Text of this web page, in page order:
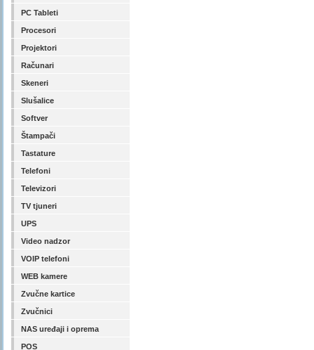
PC Tableti
Procesori
Projektori
Računari
Skeneri
Slušalice
Softver
Štampači
Tastature
Telefoni
Televizori
TV tjuneri
UPS
Video nadzor
VOIP telefoni
WEB kamere
Zvučne kartice
Zvučnici
NAS uređaji i oprema
POS